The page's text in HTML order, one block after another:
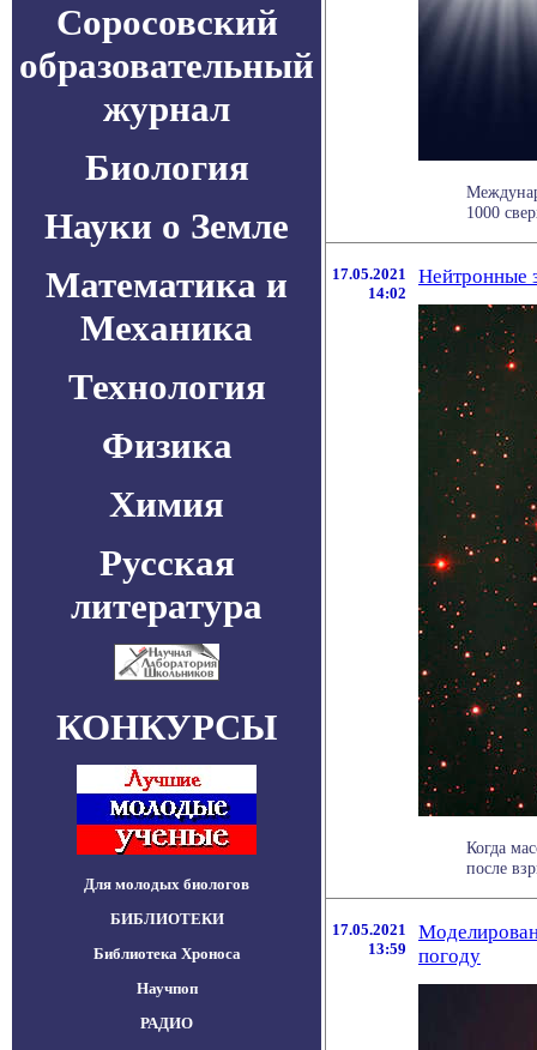
Соросовский
образовательный
журнал
Биология
Науки о Земле
Математика и
Механика
Технология
Физика
Химия
Русская
литература
КОНКУРСЫ
Для молодых биологов
БИБЛИОТЕКИ
Библиотека Хроноса
Научпоп
РАДИО
1000
17.05.2021
14:02
Нейтронные
Когда
после
17.05.2021
13:59
погоду